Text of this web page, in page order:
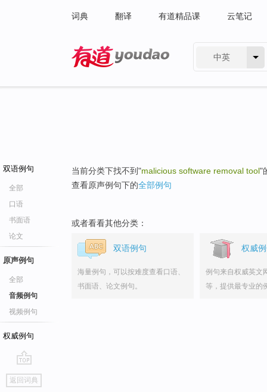
词典 翻译 有道精品课 云笔记
中英
双语例句
全部
口语
书面语
论文
原声例句
全部
音频例句
视频例句
权威例句
go
top
返回词典
当前分类下找不到"malicious software removal tool"
查看原声例句下的全部例句
或者看看其他分类：
双语例句
海量例句，可以按难度查看口语、
书面语、论文例句。
权威
例句来自权威英文
等，提供最专业的